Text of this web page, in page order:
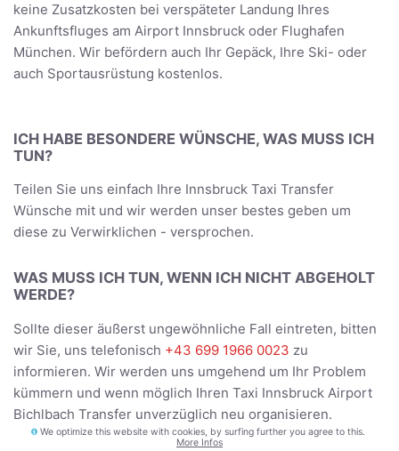
keine Zusatzkosten bei verspäteter Landung Ihres
Ankunftsfluges am Airport Innsbruck oder Flughafen
München. Wir befördern auch Ihr Gepäck, Ihre Ski- oder
auch Sportausrüstung kostenlos.
ICH HABE BESONDERE WÜNSCHE, WAS MUSS ICH
TUN?
Teilen Sie uns einfach Ihre Innsbruck Taxi Transfer
Wünsche mit und wir werden unser bestes geben um
diese zu Verwirklichen - versprochen.
WAS MUSS ICH TUN, WENN ICH NICHT ABGEHOLT
WERDE?
Sollte dieser äußerst ungewöhnliche Fall eintreten, bitten
wir Sie, uns telefonisch +43 699 1966 0023 zu
informieren. Wir werden uns umgehend um Ihr Problem
kümmern und wenn möglich Ihren Taxi Innsbruck Airport
Bichlbach Transfer unverzüglich neu organisieren.
We optimize this website with cookies, by surfing further you agree to this.
More Infos